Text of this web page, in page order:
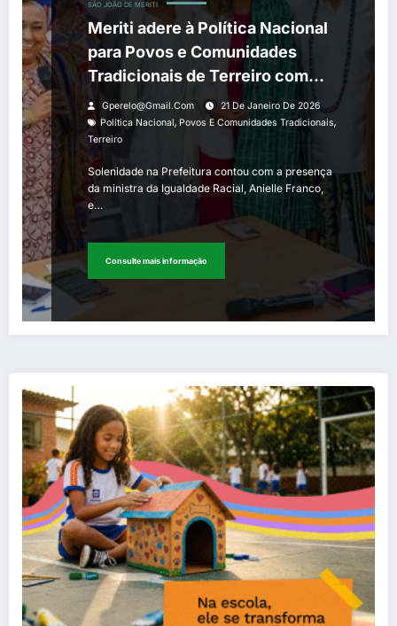
SÃO JOÃO DE MERITI
Meriti adere à Política Nacional
para Povos e Comunidades
Tradicionais de Terreiro com
presença da ministra Anielle
Gperelo@gmail.com
21 De Janeiro De 2026
Política Nacional, Povos E Comunidades Tradicionais,
Terreiro
Solenidade na Prefeitura contou com a presença
da ministra da Igualdade Racial, Anielle Franco,
e…
Consulte mais informação